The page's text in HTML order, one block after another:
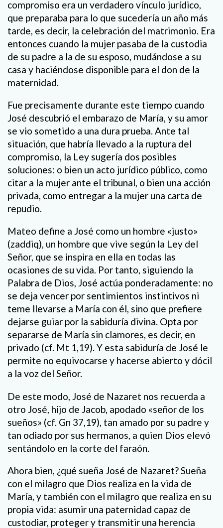
compromiso era un verdadero vínculo jurídico,
que preparaba para lo que sucedería un año más
tarde, es decir, la celebración del matrimonio. Era
entonces cuando la mujer pasaba de la custodia
de su padre a la de su esposo, mudándose a su
casa y haciéndose disponible para el don de la
maternidad.
Fue precisamente durante este tiempo cuando
José descubrió el embarazo de María, y su amor
se vio sometido a una dura prueba. Ante tal
situación, que habría llevado a la ruptura del
compromiso, la Ley sugería dos posibles
soluciones: o bien un acto jurídico público, como
citar a la mujer ante el tribunal, o bien una acción
privada, como entregar a la mujer una carta de
repudio.
Mateo define a José como un hombre «justo»
(zaddiq), un hombre que vive según la Ley del
Señor, que se inspira en ella en todas las
ocasiones de su vida. Por tanto, siguiendo la
Palabra de Dios, José actúa ponderadamente: no
se deja vencer por sentimientos instintivos ni
teme llevarse a María con él, sino que prefiere
dejarse guiar por la sabiduría divina. Opta por
separarse de María sin clamores, es decir, en
privado (cf. Mt 1,19). Y esta sabiduría de José le
permite no equivocarse y hacerse abierto y dócil
a la voz del Señor.
De este modo, José de Nazaret nos recuerda a
otro José, hijo de Jacob, apodado «señor de los
sueños» (cf. Gn 37,19), tan amado por su padre y
tan odiado por sus hermanos, a quien Dios elevó
sentándolo en la corte del faraón.
Ahora bien, ¿qué sueña José de Nazaret? Sueña
con el milagro que Dios realiza en la vida de
María, y también con el milagro que realiza en su
propia vida: asumir una paternidad capaz de
custodiar, proteger y transmitir una herencia